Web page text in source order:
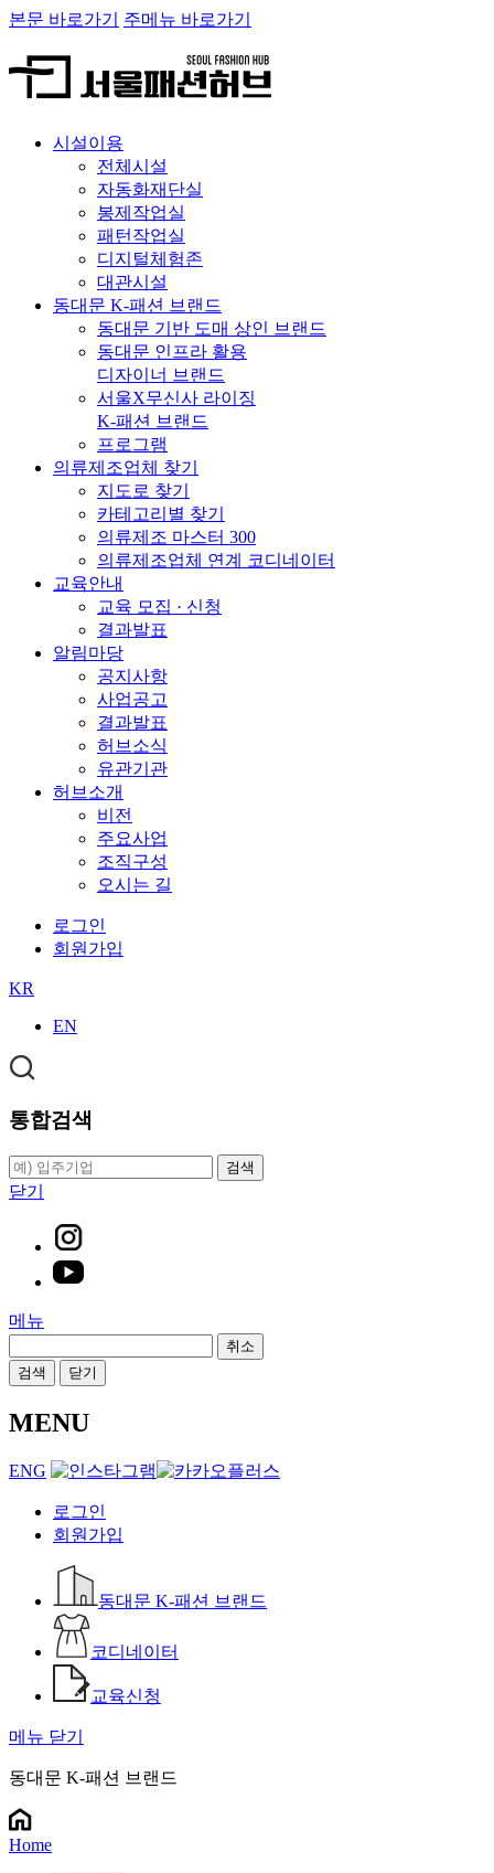
본문 바로가기 주메뉴 바로가기
시설이용
전체시설
자동화재단실
봉제작업실
패턴작업실
디지털체험존
대관시설
동대문 K-패션 브랜드
동대문 기반 도매 상인 브랜드
동대문 인프라 활용
디자이너 브랜드
서울X무신사 라이징
K-패션 브랜드
프로그램
의류제조업체 찾기
지도로 찾기
카테고리별 찾기
의류제조 마스터 300
의류제조업체 연계 코디네이터
교육안내
교육 모집 · 신청
결과발표
알림마당
공지사항
사업공고
결과발표
허브소식
유관기관
허브소개
비전
주요사업
조직구성
오시는 길
로그인
회원가입
KR
EN
통합검색
검색
닫기
메뉴
취소
검색
닫기
MENU
ENG
로그인
회원가입
동대문 K-패션 브랜드
코디네이터
교육신청
메뉴 닫기
동대문 K-패션 브랜드
Home